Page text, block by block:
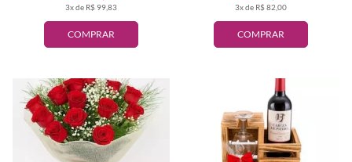
COMPRAR
3x de R$ 99,83
COMPRAR
3x de R$ 82,00